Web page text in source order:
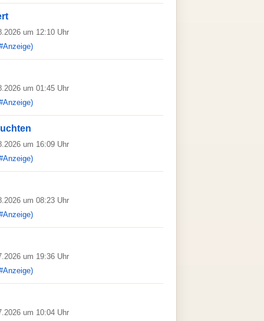
um 12:10 Uhr
um 01:45 Uhr
um 16:09 Uhr
um 08:23 Uhr
um 19:36 Uhr
um 10:04 Uhr